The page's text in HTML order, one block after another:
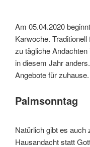
Am 05.04.2020
Karwoche.
zu tägliche
in diesem Jahr
Angebote für zuhause.
Palmsonntag
Natürlich gibt es auch
Hausandacht statt